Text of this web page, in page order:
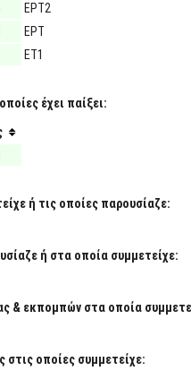
ΕΡΤ2
ΕΡΤ
ΕΤ1
έχει παίξει:
ή τις οποίες παρουσίαζε:
ή στα οποία συμμετείχε:
& εκπομπών στα οποία
οποίες συμμετείχε: